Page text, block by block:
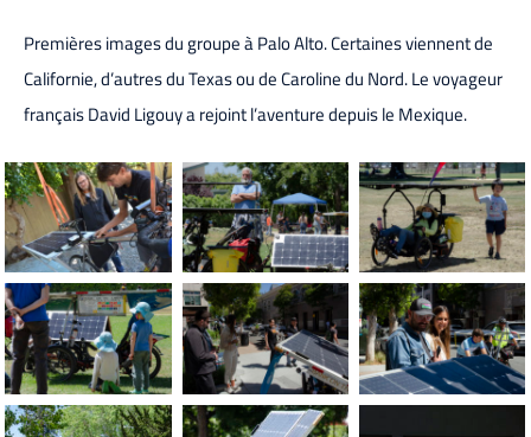
Premières images du groupe à Palo Alto. Certaines viennent de
Californie, d’autres du Texas ou de Caroline du Nord. Le voyageur
français David Ligouy a rejoint l’aventure depuis le Mexique.